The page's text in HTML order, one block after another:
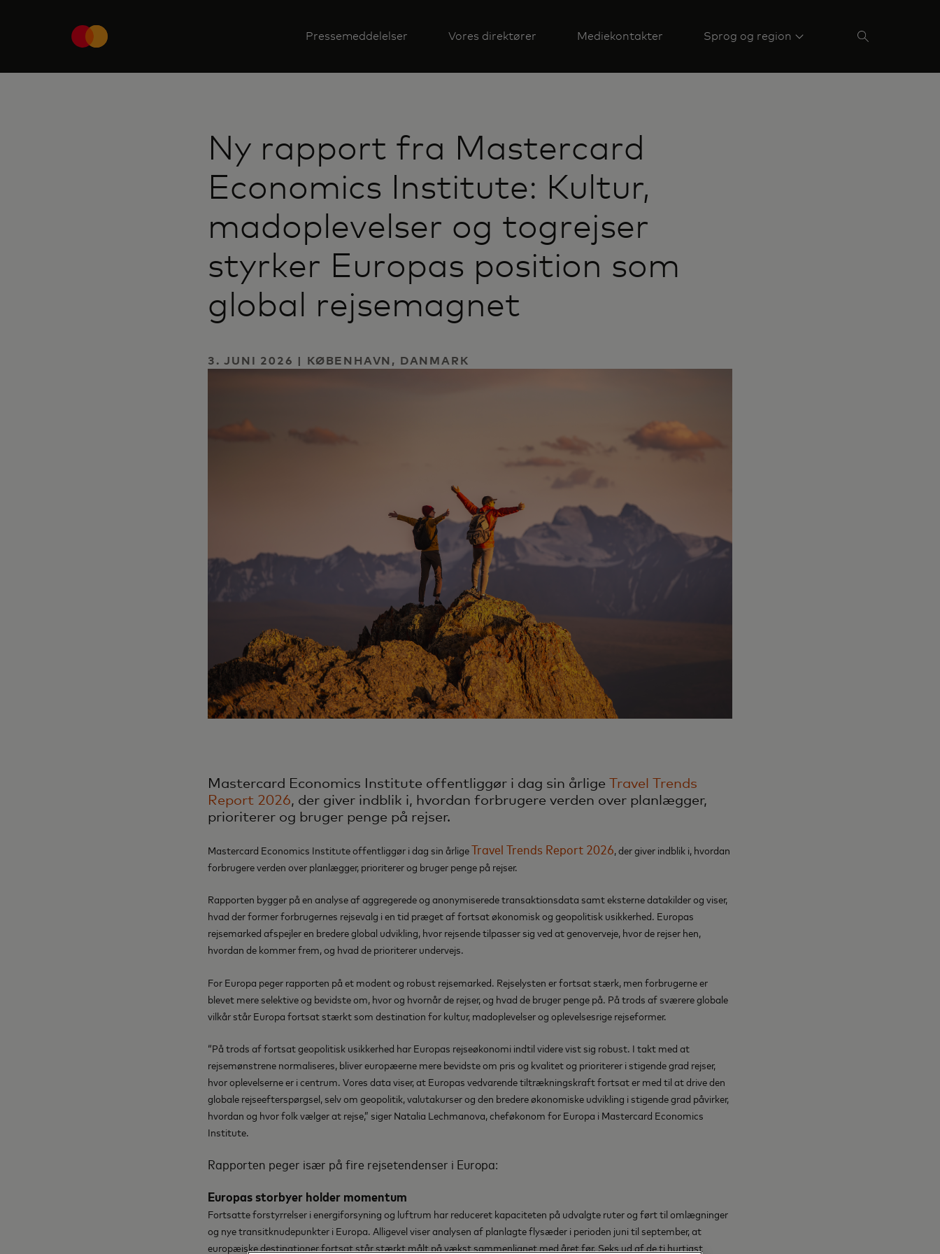
Pressemeddelelser Vores direktører Mediekontakter Sprog og region
Ny rapport fra Mastercard
Economics Institute: Kultur,
madoplevelser og togrejser
styrker Europas position som
global rejsemagnet
3. JUNI 2026 | KØBENHAVN, DANMARK
Mastercard Economics Institute offentliggør i dag sin årlige Travel Trends
Report 2026, der giver indblik i, hvordan forbrugere verden over planlægger,
prioriterer og bruger penge på rejser.
Mastercard Economics Institute offentliggør i dag sin årligeTravel Trends Report 2026, der giver indblik i, hvordan
forbrugere verden over planlægger, prioriterer og bruger penge på rejser.
Rapporten bygger på en analyse af aggregerede og anonymiserede transaktionsdata samt eksterne datakilder og viser,
hvad der former forbrugernes rejsevalg i en tid præget af fortsat økonomisk og geopolitisk usikkerhed. Europas
rejsemarked afspejler en bredere global udvikling, hvor rejsende tilpasser sig ved at genoverveje, hvor de rejser hen,
hvordan de kommer frem, og hvad de prioriterer undervejs.
For Europa peger rapporten på et modent og robust rejsemarked. Rejselysten er fortsat stærk, men forbrugerne er
blevet mere selektive og bevidste om, hvor og hvornår de rejser, og hvad de bruger penge på. På trods af sværere globale
vilkår står Europa fortsat stærkt som destination for kultur, madoplevelser og oplevelsesrige rejseformer.
“På trods af fortsat geopolitisk usikkerhed har Europas rejseøkonomi indtil videre vist sig robust. I takt med at
rejsemønstrene normaliseres, bliver europæerne mere bevidste om pris og kvalitet og prioriterer i stigende grad rejser,
hvor oplevelserne er i centrum. Vores data viser, at Europas vedvarende tiltrækningskraft fortsat er med til at drive den
globale rejseefterspørgsel, selv om geopolitik, valutakurser og den bredere økonomiske udvikling i stigende grad påvirker,
hvordan og hvor folk vælger at rejse,” siger Natalia Lechmanova, cheføkonom for Europa i Mastercard Economics
Institute.
Rapporten peger især på fire rejsetendenser i Europa:
Europas storbyer holder momentum
Fortsatte forstyrrelser i energiforsyning og luftrum har reduceret kapaciteten på udvalgte ruter og ført til omlægninger
og nye transitknudepunkter i Europa. Alligevel viser analysen af planlagte flysæder i perioden juni til september, at
europæiske destinationer fortsat står stærkt målt på vækst sammenlignet med året før. Seks ud af de ti hurtigst